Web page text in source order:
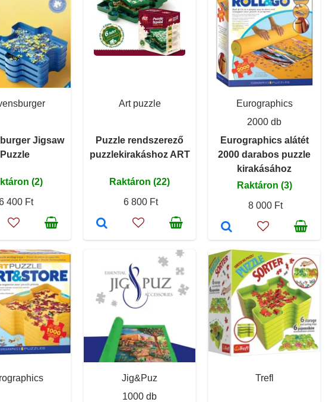
Jigsaw
Puzzle
(2)
400 Ft
Art puzzle
Puzzle rendszerező
puzzlekirakáshoz ART
Raktáron (22)
6 800 Ft
Eurographics
2000 db
Eurographics alátét
2000 darabos puzzle
kirakásához
Raktáron (3)
8 000 Ft
Jig&Puz
1000 db
Trefl